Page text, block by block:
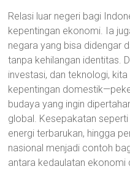
Relasi luar negeri bagi
kepentingan ekonomi. Ia
negara yang bisa didengar
tanpa kehilangan identitas.
investasi, dan teknologi,
kepentingan
budaya yang ingin
global. Kesepakatan seperti
energi terbarukan, hingga
nasional menjadi contoh
antara kedaulatan ekonomi